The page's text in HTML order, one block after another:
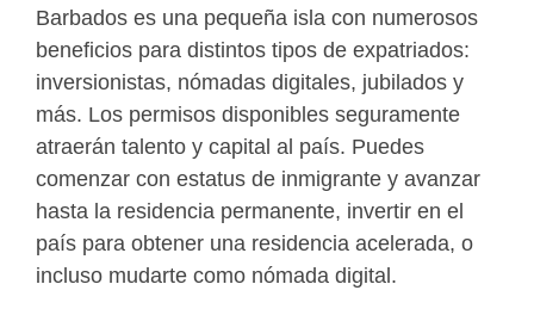
Barbados es una pequeña isla con numerosos
beneficios para distintos tipos de expatriados:
inversionistas, nómadas digitales, jubilados y
más. Los permisos disponibles seguramente
atraerán talento y capital al país. Puedes
comenzar con estatus de inmigrante y avanzar
hasta la residencia permanente, invertir en el
país para obtener una residencia acelerada, o
incluso mudarte como nómada digital.